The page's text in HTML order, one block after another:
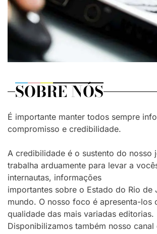
SOBRE NÓS
É importante manter todos sempre
compromisso e credibilidade.
A credibilidade é o sustento do nosso
trabalha arduamente para levar a
internautas, informações
importantes sobre o Estado do Rio de
mundo. O nosso foco é apresenta-los
qualidade das mais variadas editorias.
Disponibilizamos também nosso canal